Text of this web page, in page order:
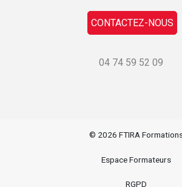
CONTACTEZ-NOUS
04 74 59 52 09
© 2026 FTIRA
Espace Formateurs
RGPD